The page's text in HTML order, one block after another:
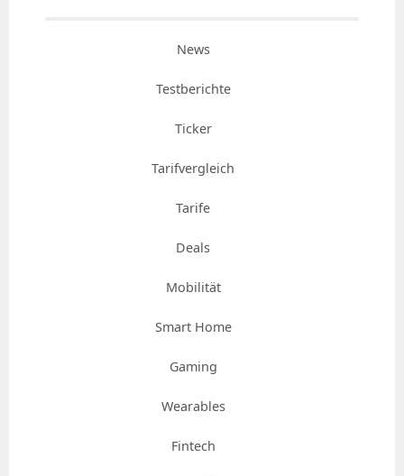
News
Testberichte
Ticker
Tarifvergleich
Tarife
Deals
Mobilität
Smart Home
Gaming
Wearables
Fintech